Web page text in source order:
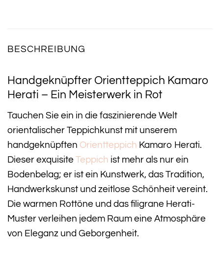
BESCHREIBUNG
Handgeknüpfter Orientteppich Kamaro
Herati – Ein Meisterwerk in Rot
Tauchen Sie ein in die faszinierende Welt
orientalischer Teppichkunst mit unserem
handgeknüpften Orientteppich Kamaro Herati.
Dieser exquisite Teppich ist mehr als nur ein
Bodenbelag; er ist ein Kunstwerk, das Tradition,
Handwerkskunst und zeitlose Schönheit vereint.
Die warmen Rottöne und das filigrane Herati-
Muster verleihen jedem Raum eine Atmosphäre
von Eleganz und Geborgenheit.